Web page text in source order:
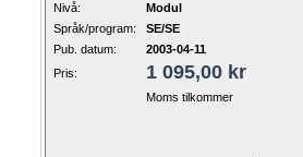
Nivå:
Modul
Språk/program:
SE/SE
Pub. datum:
2003-04-11
Pris:
1 095,00 kr
Moms tilkommer